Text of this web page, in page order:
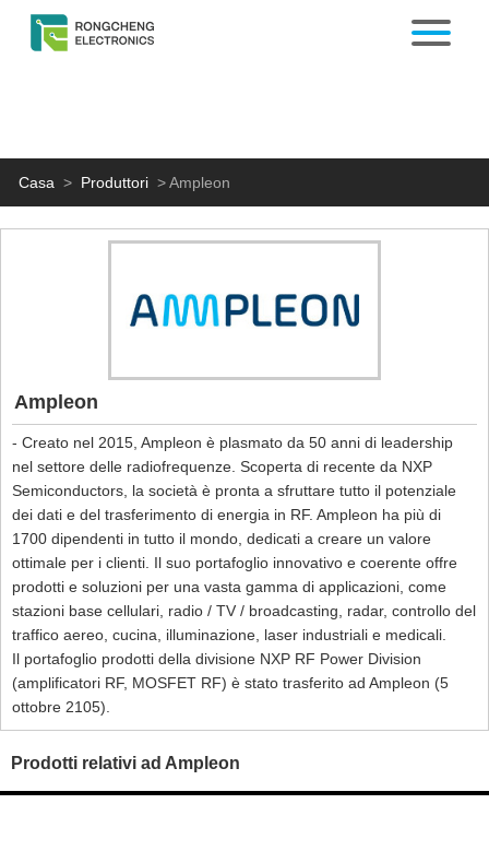
Casa > Produttori >Ampleon
Ampleon
- Creato nel 2015, Ampleon è plasmato da 50 anni di leadership
nel settore delle radiofrequenze. Scoperta di recente da NXP
Semiconductors, la società è pronta a sfruttare tutto il potenziale
dei dati e del trasferimento di energia in RF. Ampleon ha più di
1700 dipendenti in tutto il mondo, dedicati a creare un valore
ottimale per i clienti. Il suo portafoglio innovativo e coerente offre
prodotti e soluzioni per una vasta gamma di applicazioni, come
stazioni base cellulari, radio / TV / broadcasting, radar, controllo del
traffico aereo, cucina, illuminazione, laser industriali e medicali.
Il portafoglio prodotti della divisione NXP RF Power Division
(amplificatori RF, MOSFET RF) è stato trasferito ad Ampleon (5
ottobre 2105).
Prodotti relativi ad Ampleon